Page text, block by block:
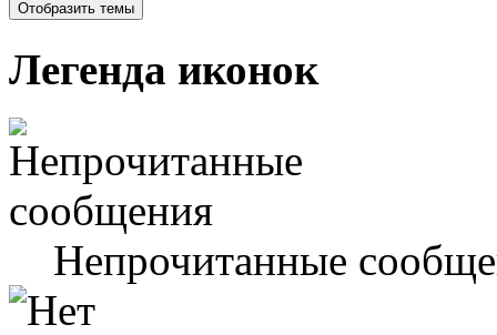
Легенда иконок
Непрочитанные